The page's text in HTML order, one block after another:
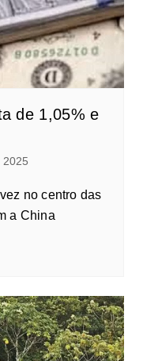
de 1,05% e
2025
no centro das
a China